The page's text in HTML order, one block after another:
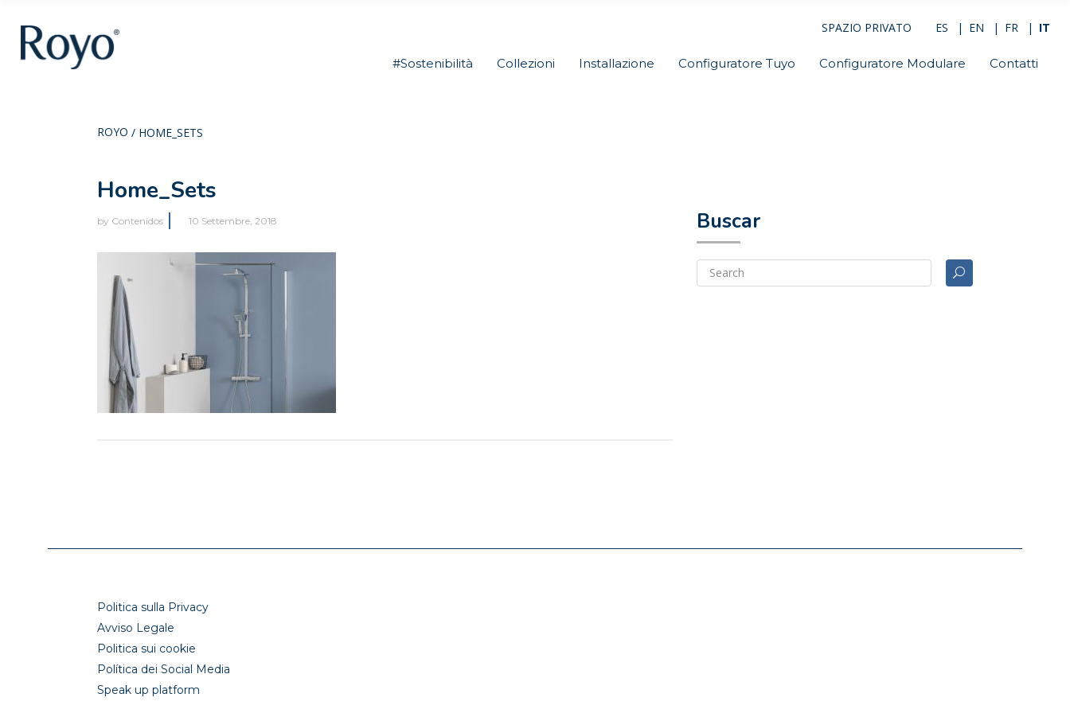
SPAZIO PRIVATO ES EN FR IT
#Sostenibilità Collezioni Installazione Configuratore Tuyo Configuratore Modulare Contatti
ROYO / HOME_SETS
Home_Sets
by Contenidos 10 Settembre, 2018 Buscar
Politica sulla Privacy
Avviso Legale
Politica sui cookie
Política dei Social Media
Speak up platform